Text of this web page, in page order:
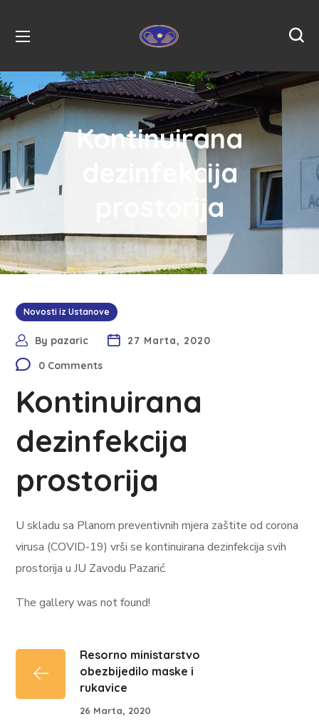
Kontinuirana
dezinfekcija
prostorija
Novosti iz Ustanove
By pazaric
27 Marta, 2020
0 Comments
Kontinuirana
dezinfekcija
prostorija
U skladu sa Planom preventivnih mjera zaštite od corona
virusa (COVID-19) vrši se kontinuirana dezinfekcija svih
prostorija u JU Zavodu Pazarić.
The gallery was not found!
Resorno ministarstvo
obezbijedilo maske i
rukavice
26 Marta, 2020